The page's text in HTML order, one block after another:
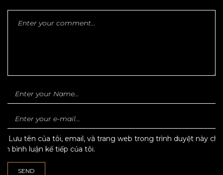
Lưu tên của tôi, email, và trang web trong trình duyệt này cho
lần bình luận kế tiếp của tôi.